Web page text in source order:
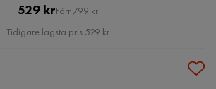
Pris
529 krOriginal
Pris
Förr 799 kr
Tidigare lägsta pris 529 kr